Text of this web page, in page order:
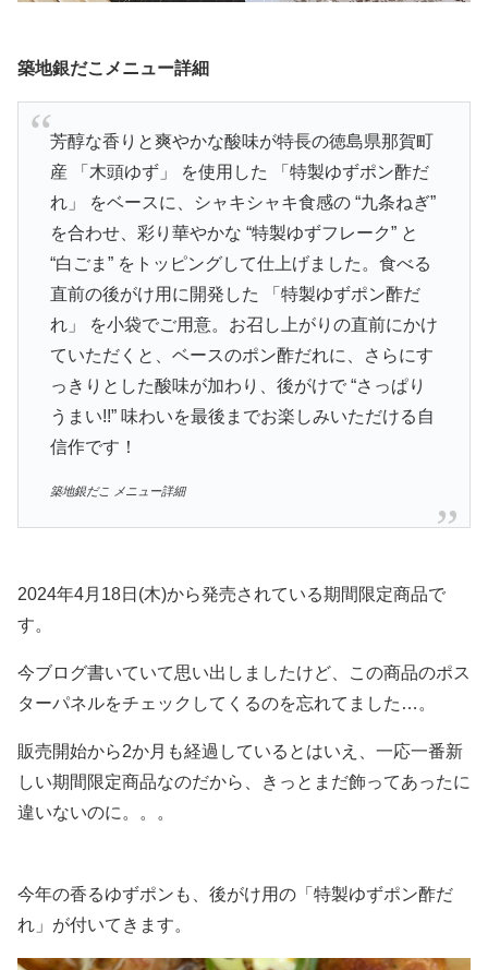
築地銀だこメニュー詳細
芳醇な香りと爽やかな酸味が特長の徳島県那賀町
産 「木頭ゆず」 を使用した 「特製ゆずポン酢だ
れ」 をベースに、シャキシャキ食感の “九条ねぎ”
を合わせ、彩り華やかな “特製ゆずフレーク” と
“白ごま” をトッピングして仕上げました。食べる
直前の後がけ用に開発した 「特製ゆずポン酢だ
れ」 を小袋でご用意。お召し上がりの直前にかけ
ていただくと、ベースのポン酢だれに、さらにす
っきりとした酸味が加わり、後がけで “さっぱり
うまい!!” 味わいを最後までお楽しみいただける自
信作です！
築地銀だこ メニュー詳細
2024年4月18日(木)から発売されている期間限定商品で
す。
今ブログ書いていて思い出しましたけど、この商品のポス
ターパネルをチェックしてくるのを忘れてました…。
販売開始から2か月も経過しているとはいえ、一応一番新
しい期間限定商品なのだから、きっとまだ飾ってあったに
違いないのに。。。
今年の香るゆずポンも、後がけ用の「特製ゆずポン酢だ
れ」が付いてきます。